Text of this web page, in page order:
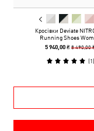
Кросівки Deviate
Running Shoes
5 940,00 ₴8 490,00
(1)